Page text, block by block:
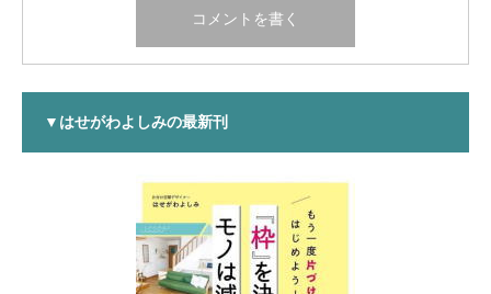
▼はせがわよしみの最新刊